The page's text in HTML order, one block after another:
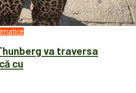
va traversa
cu